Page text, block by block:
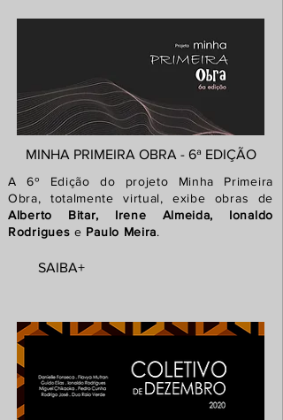
MINHA PRIMEIRA OBRA - 6ª EDIÇÃO
A 6º Edição do projeto Minha Primeira
Obra, totalmente virtual, exibe obras de
Alberto Bitar, Irene Almeida, Ionaldo
Rodrigues e Paulo Meira.
SAIBA+